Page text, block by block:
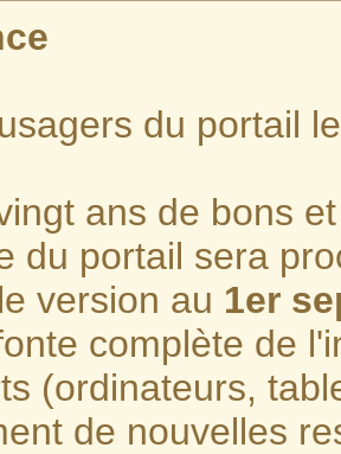
du portail
ans de bons
du portail sera
version au 1er
complète de
(ordinateurs,
de nouvelles